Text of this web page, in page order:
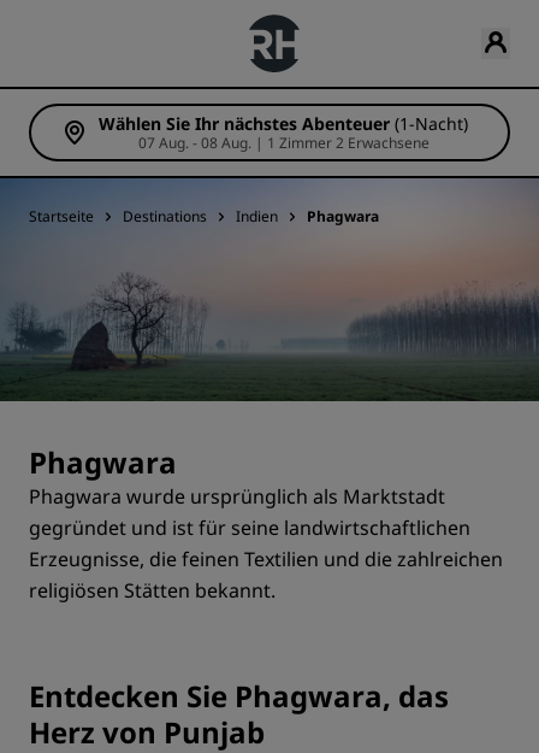
Wählen Sie Ihr nächstes Abenteuer (1-Nacht)
07 Aug. - 08 Aug. | 1 Zimmer 2 Erwachsene
Startseite Destinations Indien Phagwara
Phagwara
Phagwara wurde ursprünglich als Marktstadt
gegründet und ist für seine landwirtschaftlichen
Erzeugnisse, die feinen Textilien und die zahlreichen
religiösen Stätten bekannt.
Entdecken Sie Phagwara, das
Herz von Punjab